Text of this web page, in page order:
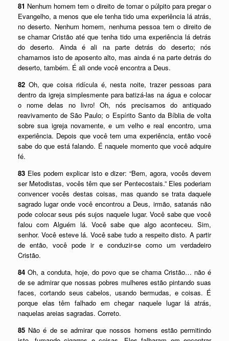
81 Nenhum homem tem o direito de tomar o púlpito para pregar o
Evangelho, a menos que ele tenha tido uma experiência lá atrás,
no deserto. Nenhum homem, nenhuma pessoa tem o direito de
se chamar Cristão até que tenha tido uma experiência lá detrás
do deserto. Ainda é ali na parte detrás do deserto; nós
chamamos isto de aposento alto, mas ainda é na parte detrás do
deserto, também. É ali onde você encontra a Deus.
82 Oh, que coisa ridícula é, nesta noite, trazer pessoas para
dentro da igreja simplesmente para batizá-las na água e colocar
o nome delas no livro! Oh, nós precisamos do antiquado
reavivamento de São Paulo; o Espírito Santo da Bíblia de volta
sobre sua igreja novamente, e um velho e real encontro, uma
experiência. Depois que você tem uma experiência, então você
sabe do que está falando. É naquele momento que você adquire
fé.
83 Eles podem explicar isto e dizer: “Bem, agora, vocês devem
ser Metodistas, vocês têm que ser Pentecostais.” Eles poderiam
convencer vocês destas coisas, mas quando se trata daquele
sagrado lugar onde você encontrou a Deus, irmão, satanás não
pode colocar seus pés sujos naquele lugar. Você sabe que você
falou com Alguém lá. Você sabe que algo aconteceu. Sim,
senhor. Você esteve lá. Você sabe tudo a respeito disto. A partir
de então, você pode ir e conduzir-se como um verdadeiro
Cristão.
84 Oh, a conduta, hoje, do povo que se chama Cristão… não é
de se admirar que nossas pobres mulheres estão pintando suas
faces, cortando seus cabelos, usando bermudas, e coisas. É
porque elas têm falhado em chegar naquele lugar lá atrás,
naquelas areias sagradas. Correto.
85 Não é de se admirar que nossos homens estão permitindo